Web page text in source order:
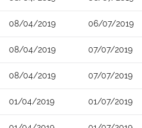
08/04/2019 06/07/2019
08/04/2019 07/07/2019
08/04/2019 07/07/2019
01/04/2019 01/07/2019